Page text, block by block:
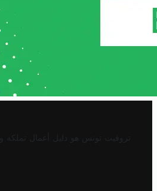
تروفيت تونس هو دليل أعمال تملكه